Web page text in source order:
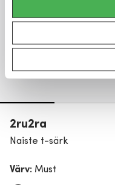
2ru2ra
Naiste t-särk
Värv: Must